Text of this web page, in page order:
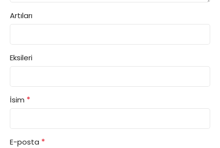
Artıları
Eksileri
İsim *
E-posta *